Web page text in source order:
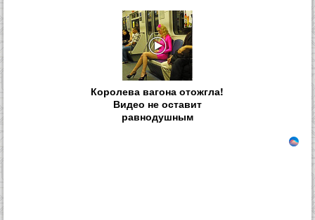
Королева вагона отожгла!
Видео не оставит
равнодушным